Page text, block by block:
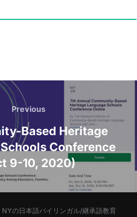
Previous
Previous
Based Heritage
Conference
9-10, 2020)
の日本語バイリンガル/継承語教育